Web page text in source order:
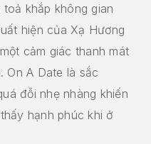
khắp không gian
hiện của Xạ Hương
cảm giác thanh mát
On A Date là sắc
đỗi nhẹ nhàng khiến
hạnh phúc khi ở